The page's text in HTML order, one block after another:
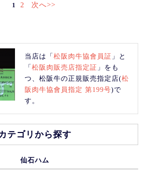
1 2 次へ>>
当店は「松阪肉牛協會員証 」と
「松阪肉販売店指定証 」をも
つ、松阪牛の正規販売指定店(松
阪肉牛協會員指定 第199号)で
す。
テゴリから探す
仙石ハム